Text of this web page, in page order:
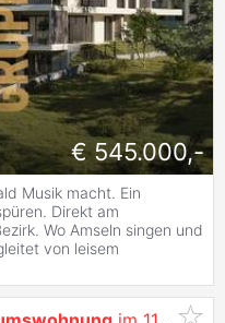
€ 545.000,-
Musik macht. Ein
Direkt am
Wo Amseln singen und
von leisem